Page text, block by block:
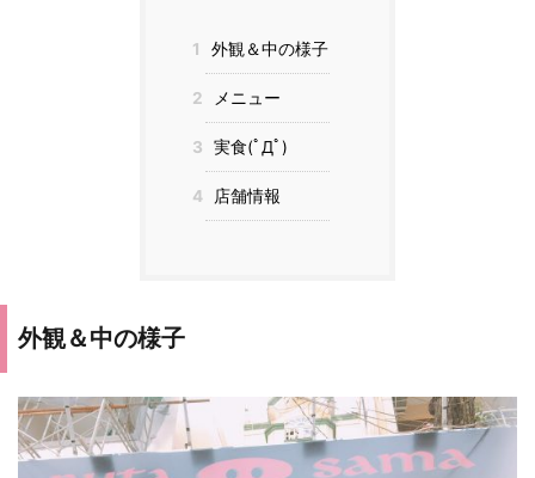
1 外観＆中の様子
2 メニュー
3 実食(ﾟДﾟ)
4 店舗情報
外観＆中の様子